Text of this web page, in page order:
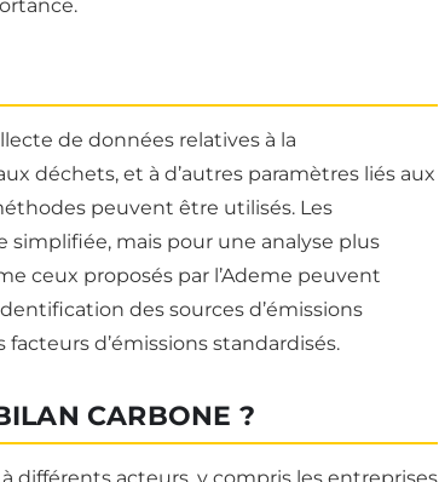
de données relatives à la
déchets, et à d’autres paramètres liés aux
peuvent être utilisés. Les
mais pour une analyse plus
ceux proposés par l’Ademe peuvent
des sources d’émissions
d’émissions standardisés.
CARBONE ?
à différents acteurs, y compris les entreprises